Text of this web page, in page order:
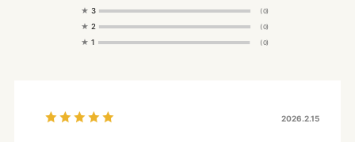
★ 3 (0)
★ 2 (0)
★ 1 (0)
2026.2.15